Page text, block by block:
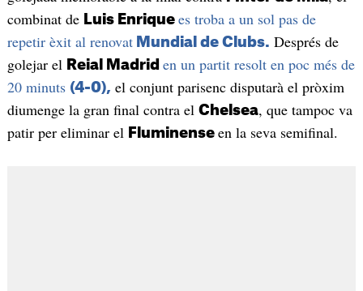
combinat de Luis Enrique es troba a un sol pas de
repetir èxit al renovatMundial de Clubs. Després de
golejar el Reial Madrid en un partit resolt en poc més de
20 minuts (4-0), el conjunt parisenc disputarà el pròxim
diumenge la gran final contra el Chelsea, que tampoc va
patir per eliminar el Fluminense en la seva semifinal.